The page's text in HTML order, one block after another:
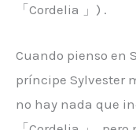
「Cordelia 」) .
Cuando pienso en
príncipe Sylvester
no hay nada que